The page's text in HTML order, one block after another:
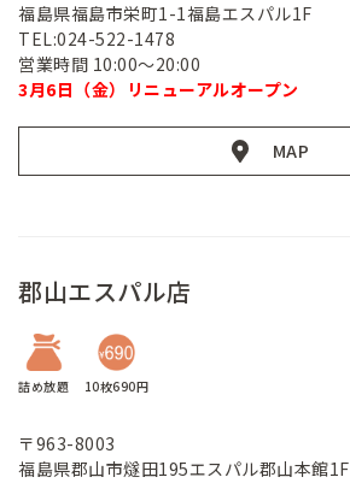
福島県福島市栄町1-1福島エスパル1F
TEL:024-522-1478
営業時間 10:00～20:00
3月6日（金）リニューアルオープン
MAP
郡山エスパル店
詰め放題 10枚690円
〒963-8003
福島県郡山市燧田195エスパル郡山本館1F